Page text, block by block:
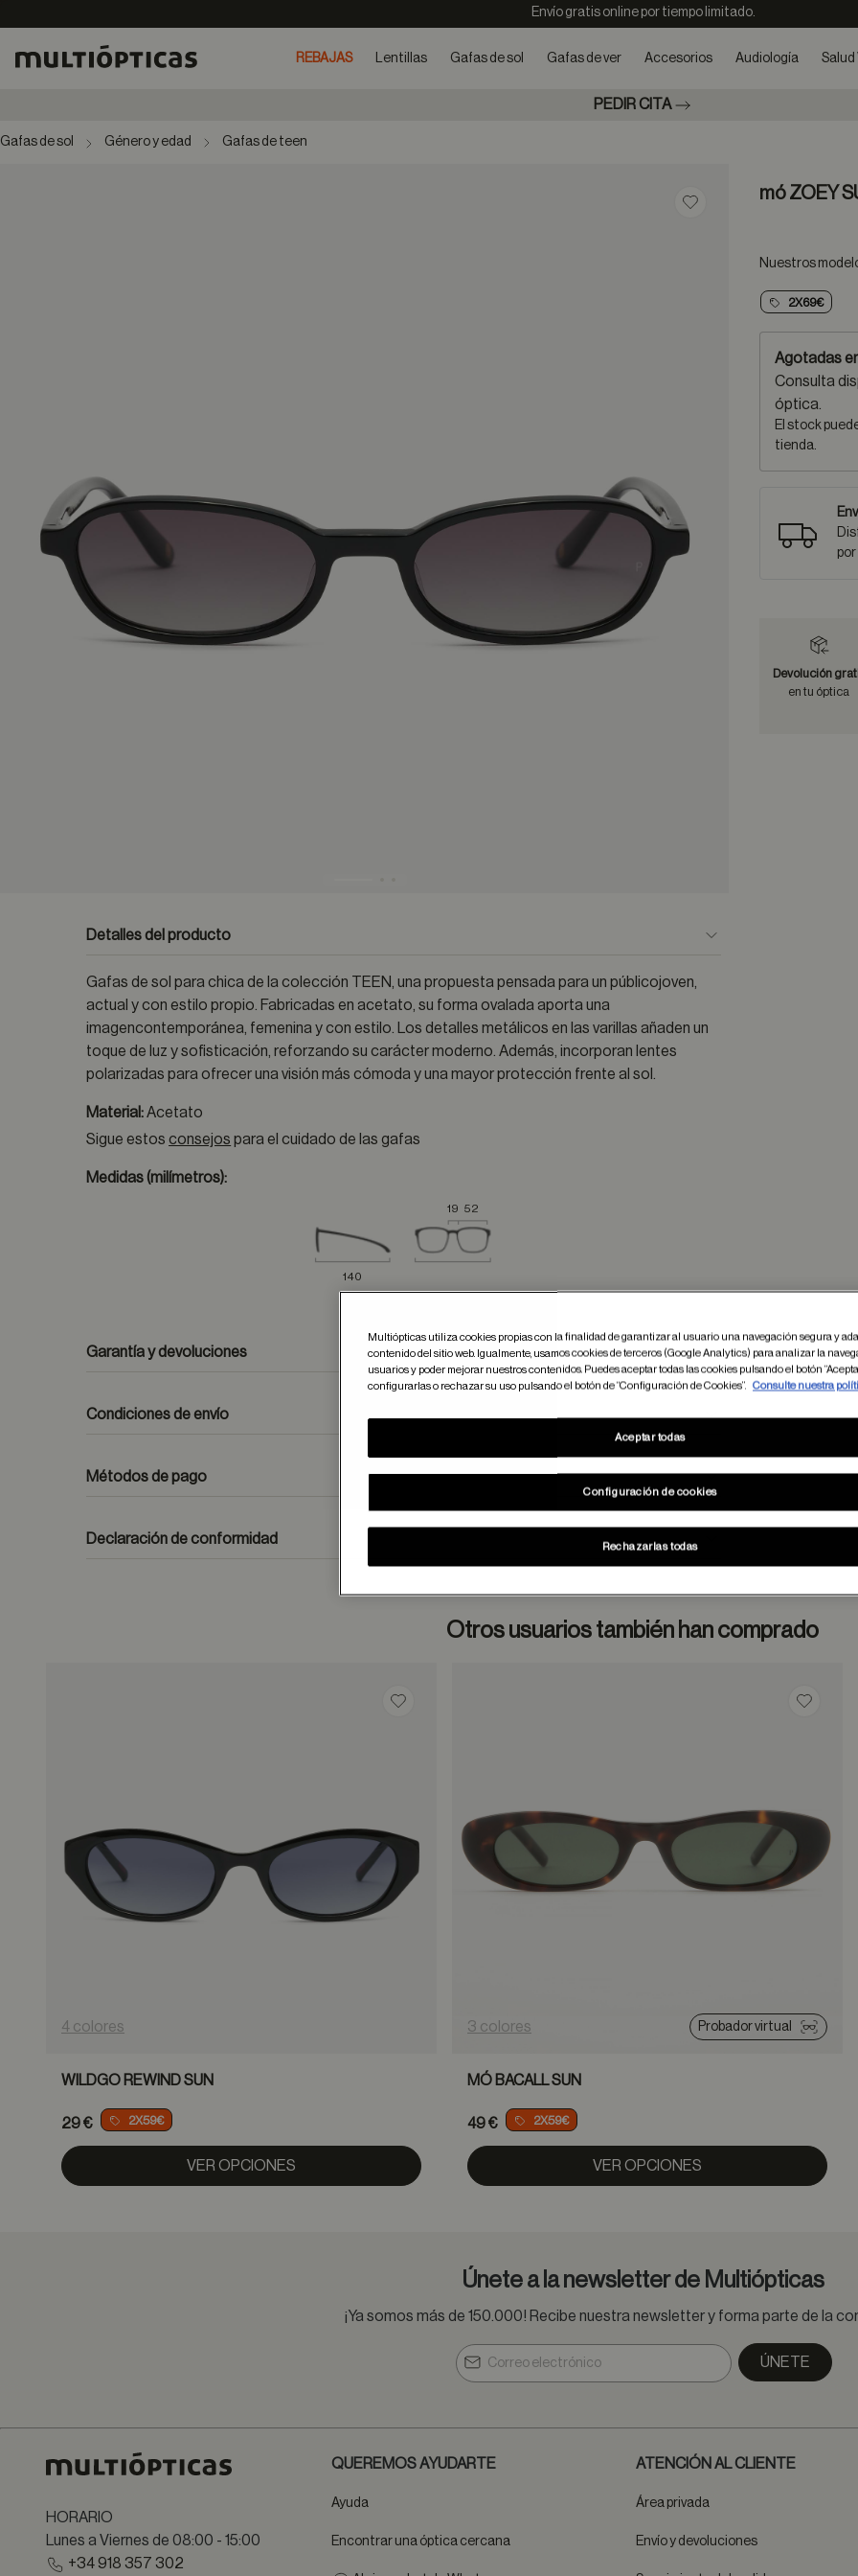
Envío gratis online por tiempo limitado.
REBAJAS Lentillas Gafas de sol Gafas de ver Accesorios Audiología Salud
PEDIR CITA
Gafas de sol Género y edad Gafas de teen
Guardar en favoritos
Detalles del producto
Gafas de sol para chica de la colección TEEN, una propuesta pensada para un públicojoven,
actual y con estilo propio. Fabricadas en acetato, su forma ovalada aporta una
imagencontemporánea, femenina y con estilo. Los detalles metálicos en las varillas añaden un
toque de luz y sofisticación, reforzando su carácter moderno. Además, incorporan lentes
polarizadas para ofrecer una visión más cómoda y una mayor protección frente al sol.
Material:Acetato
Sigue estosconsejos para el cuidado de las gafas
Medidas (milímetros):
19 52
140
Garantía y devoluciones
formulario de contacto
Condiciones de envío
Métodos de pago
Declaración de conformidad
mó ZOEY
Nuestros
2X69€
Agotadas
Consulta
óptica.
El stock
tienda.
Devolución
en tu óptica
Otros usuarios también han comprado
Guardar en favoritos
4 colores
WILDGO REWIND SUN
29 € 2X59€
VER OPCIONES
3 colores Probador virtual
MÓ BACALL SUN
49 € 2X59€
VER OPCIONES
Únete a la newsletter de Multiópticas
¡Ya somos más de 150.000! Recibe nuestra newsletter y forma parte de la
ÚNETE
HORARIO
Lunes a Viernes de 08:00 - 15:00
+34 918 357 302
QUEREMOS AYUDARTE
Ayuda
Encontrar una óptica cercana
ATENCIÓN AL CLIENTE
Área privada
Envío y devoluciones
Multiópticas utiliza cookies propias con la finalidad de garantizar al usuario una navegación segura y
contenido del sitio web. Igualmente, usamos cookies de terceros (Google Analytics) para analizar la
usuarios y poder mejorar nuestros contenidos. Puedes aceptar todas las cookies pulsando el botón
configurarlas o rechazar su uso pulsando el botón de “Configuración de Cookies”.
Consulte nuestra
Configuración de cookies
Rechazarlas todas
Aceptar todas